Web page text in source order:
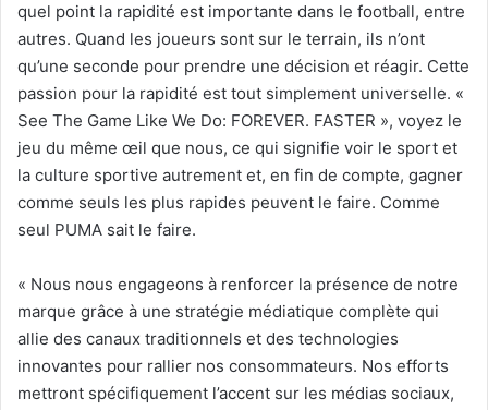
quel point la rapidité est importante dans le football, entre
autres. Quand les joueurs sont sur le terrain, ils n’ont
qu’une seconde pour prendre une décision et réagir. Cette
passion pour la rapidité est tout simplement universelle. «
See The Game Like We Do: FOREVER. FASTER », voyez le
jeu du même œil que nous, ce qui signifie voir le sport et
la culture sportive autrement et, en fin de compte, gagner
comme seuls les plus rapides peuvent le faire. Comme
seul PUMA sait le faire.
« Nous nous engageons à renforcer la présence de notre
marque grâce à une stratégie médiatique complète qui
allie des canaux traditionnels et des technologies
innovantes pour rallier nos consommateurs. Nos efforts
mettront spécifiquement l’accent sur les médias sociaux,